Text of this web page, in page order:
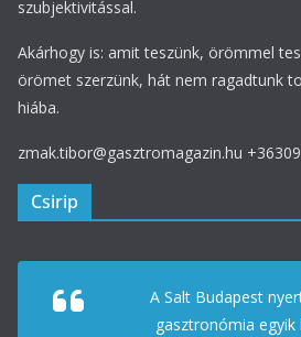
szubjektivitással.
Akárhogy is: amit teszünk, örömmel
örömet szerzünk, hát nem ragadtunk
hiába.
zmak.tibor@gasztromagazin.hu
Csirip
A Salt Budapest
gasztronómia egyik